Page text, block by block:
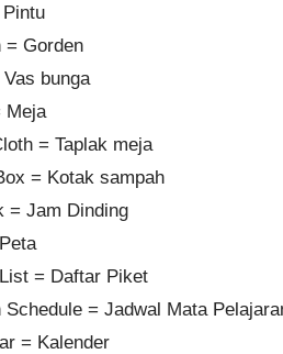
= Gorden
bunga
Meja
= Taplak meja
= Kotak sampah
= Jam Dinding
= Daftar Piket
Schedule = Jadwal Mata
= Kalender